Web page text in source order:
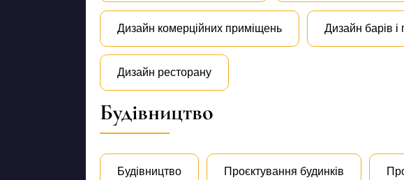
Дизайн комерційних приміщень Дизайн барів і
Дизайн ресторану
Будівництво
Будівництво Проєктування будинків